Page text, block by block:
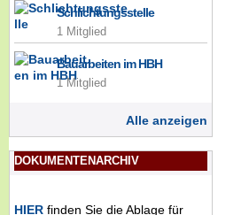
Schlichtungsstelle
1 Mitglied
Bauarbeiten im HBH
1 Mitglied
Alle anzeigen
DOKUMENTENARCHIV
HIER finden Sie die Ablage für